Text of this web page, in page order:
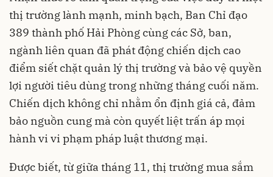
thị trường lành mạnh, minh bạch, Ban Chỉ đạo
389 thành phố Hải Phòng cùng các Sở, ban,
ngành liên quan đã phát động chiến dịch cao
điểm siết chặt quản lý thị trường và bảo vệ quyền
lợi người tiêu dùng trong những tháng cuối năm.
Chiến dịch không chỉ nhằm ổn định giá cả, đảm
bảo nguồn cung mà còn quyết liệt trấn áp mọi
hành vi vi phạm pháp luật thương mại.
Được biết, từ giữa tháng 11, thị trường mua sắm